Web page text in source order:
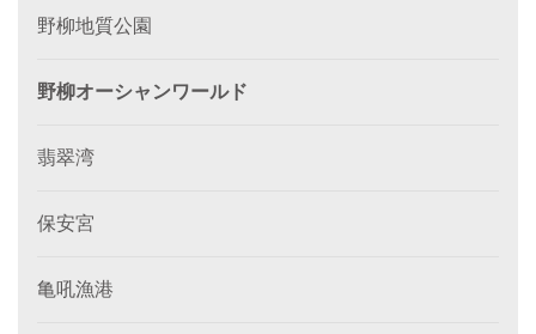
野柳地質公園
野柳オーシャンワールド
翡翠湾
保安宮
亀吼漁港